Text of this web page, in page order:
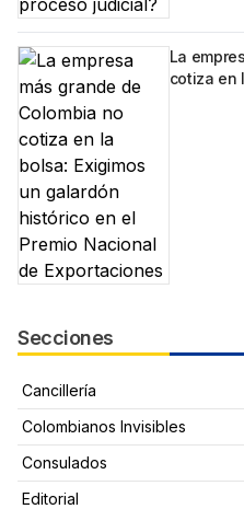
La
cotiza en
Secciones
Cancillería
Colombianos Invisibles
Consulados
Editorial